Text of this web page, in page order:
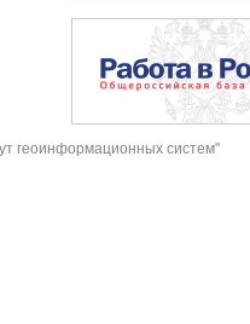
геоинформационных систем"